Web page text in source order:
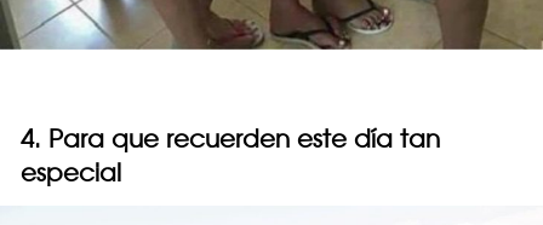
4. Para que recuerden este día tan
especial